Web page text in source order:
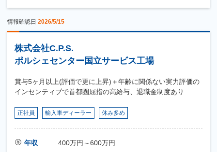
情報確認日 2026/5/15
株式会社C.P.S.
ポルシェセンター国立サービス工場
賞与5ヶ月以上(評価で更に上昇)＋年齢に関係ない実力評価の
インセンティブで首都圏屈指の高給与、退職金制度あり
正社員 輸入車ディーラー 休み多め
年収
400万円～600万円